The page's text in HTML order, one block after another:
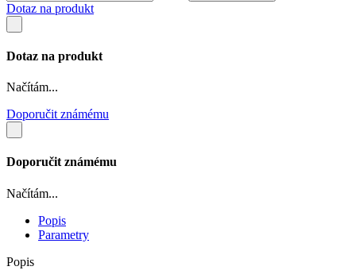
Dotaz na produkt
Dotaz na produkt
Načítám...
Doporučit známému
Doporučit známému
Načítám...
Popis
Parametry
Popis